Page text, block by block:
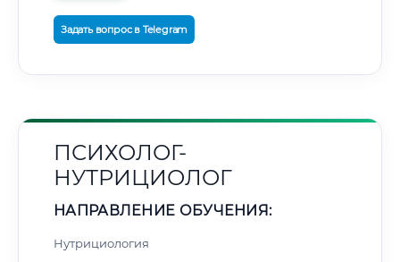
Задать вопрос в Telegram
ПСИХОЛОГ-
НУТРИЦИОЛОГ
НАПРАВЛЕНИЕ ОБУЧЕНИЯ:
Нутрициология